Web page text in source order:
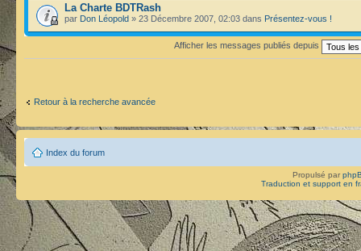
La Charte BDTRash
par Don Léopold » 23 Décembre 2007, 02:03 dans Présentez-vous !
Afficher les messages publiés depuis
Retour à la recherche avancée
Index du forum
Propulsé par
Traduction et support en